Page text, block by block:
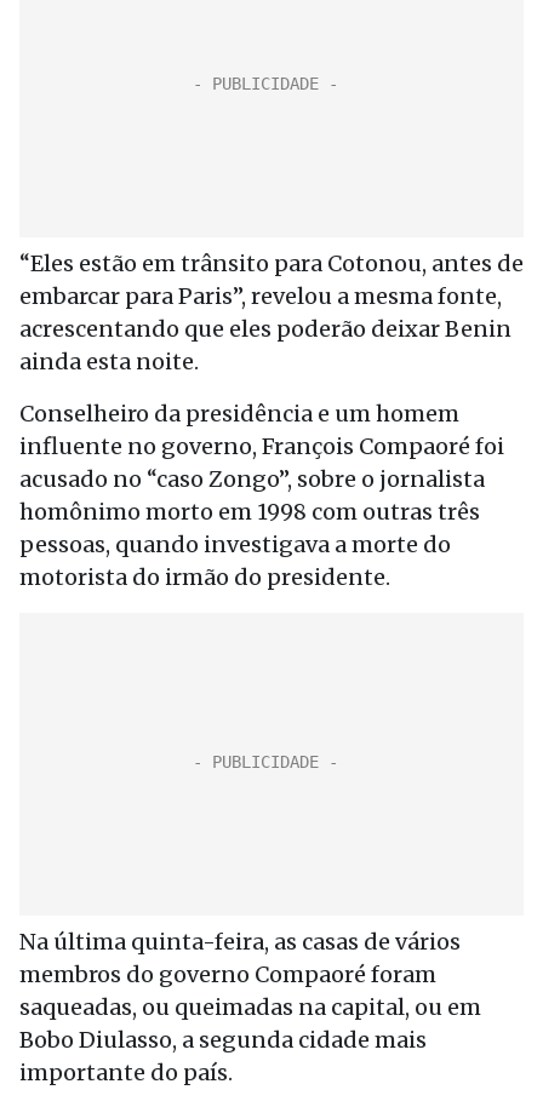
“Eles estão em trânsito para Cotonou, antes de
embarcar para Paris”, revelou a mesma fonte,
acrescentando que eles poderão deixar Benin
ainda esta noite.
Conselheiro da presidência e um homem
influente no governo, François Compaoré foi
acusado no “caso Zongo”, sobre o jornalista
homônimo morto em 1998 com outras três
pessoas, quando investigava a morte do
motorista do irmão do presidente.
Na última quinta-feira, as casas de vários
membros do governo Compaoré foram
saqueadas, ou queimadas na capital, ou em
Bobo Diulasso, a segunda cidade mais
importante do país.